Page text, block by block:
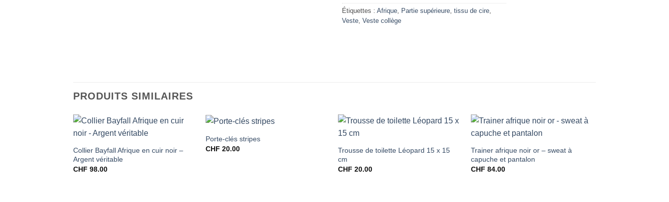
Étiquettes : Afrique, Partie supérieure, tissu de cire,
Veste, Veste collège
PRODUITS SIMILAIRES
Collier Bayfall Afrique en cuir noir –
Argent véritable
CHF 98.00
Porte-clés stripes
CHF 20.00
Trousse de toilette Léopard 15 x 15
cm
CHF 20.00
Trainer afrique noir or – sweat à
capuche et pantalon
CHF 84.00